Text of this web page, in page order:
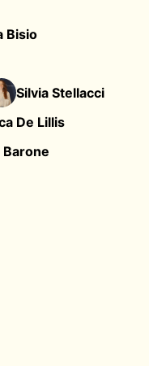
Bisio
Silvia Stellacci
De Lillis
Barone